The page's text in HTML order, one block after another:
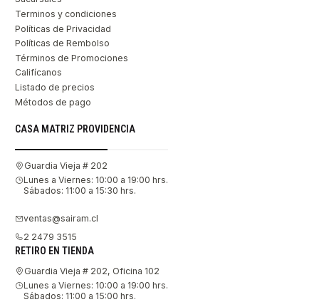
Terminos y condiciones
Políticas de Privacidad
Políticas de Rembolso
Términos de Promociones
Califícanos
Listado de precios
Métodos de pago
CASA MATRIZ PROVIDENCIA
Guardia Vieja # 202
Lunes a Viernes: 10:00 a 19:00 hrs.
Sábados: 11:00 a 15:30 hrs.
ventas@sairam.cl
2 2479 3515
RETIRO EN TIENDA
Guardia Vieja # 202, Oficina 102
Lunes a Viernes: 10:00 a 19:00 hrs.
Sábados: 11:00 a 15:00 hrs.